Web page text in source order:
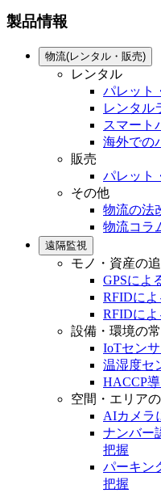
製品情報
物流(レンタル・販売)
レンタル
パレット
レンタル
スマート
海外での
販売
パレット
その他
物流の法
物流コラ
遠隔監視
モノ・資産の
GPSによ
RFIDに
RFIDに
設備・環境の
IoTセン
温湿度セ
HACCP
空間・エリア
AIカメラ
ナンバー
把握
パーキン
把握